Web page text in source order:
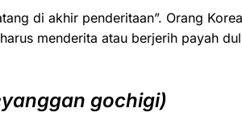
di akhir penderitaan”. Orang
menderita atau berjerih payah
gochigi)